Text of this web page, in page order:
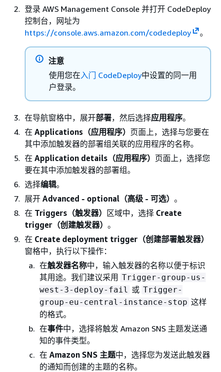
登录 AWS Management Console 并打开 CodeDeploy
控制台，网址为
https://console.aws.amazon.com/codedeploy
。
注意
使用您在 入门 CodeDeploy中设置的同一用
户登录。
在导航窗格中，展开部署，然后选择应用程序。
在 Applications（应用程序） 页面上，选择与您要在
其中添加触发器的部署组关联的应用程序的名称。
在 Application details（应用程序） 页面上，选择您
要在其中添加触发器的部署组。
选择编辑。
展开 Advanced - optional（高级 - 可选） 。
在 Triggers（触发器） 区域中，选择 Create
trigger（创建触发器） 。
在 Create deployment trigger（创建部署触发器）
窗格中，执行以下操作：
在触发器名称中，输入触发器的名称以便于标识
其用途。我们建议采用 Trigger-group-us-
west-3-deploy-fail
或 Trigger-
group-eu-central-instance-stop 这样
的格式。
在事件中，选择将触发 Amazon SNS 主题发送通
知的事件类型。
在 Amazon SNS 主题中，选择您为发送此触发器
的通知而创建的主题的名称。